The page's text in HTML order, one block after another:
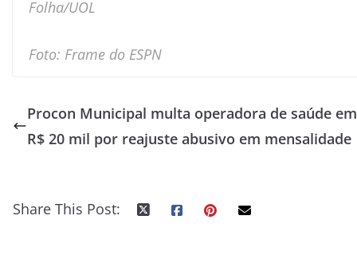
Folha/UOL
Foto: Frame do ESPN
Procon Municipal multa operadora de saúde em
R$ 20 mil por reajuste abusivo em mensalidade
Share This Post: